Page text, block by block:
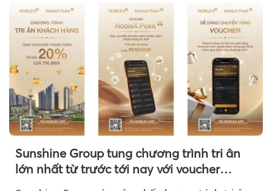
Sunshine Group tung chương trình tri ân
lớn nhất từ trước tới nay với voucher
NobleX Point cho khách hàng thân thiết